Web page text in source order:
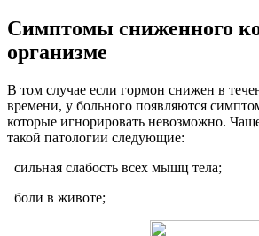
Симптомы сниженного
организме
В том случае если гормон снижен в
времени, у больного появляются
которые игнорировать невозможно.
такой патологии следующие:
сильная слабость всех мышц тела;
боли в животе;